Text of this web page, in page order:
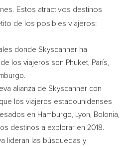
Estos atractivos destinos
de los posibles viajeros:
donde Skyscanner ha
los viajeros son Phuket, París,
alianza de Skyscanner con
los viajeros estadounidenses
en Hamburgo, Lyon, Bolonia,
destinos a explorar en 2018.
lideran las búsquedas y